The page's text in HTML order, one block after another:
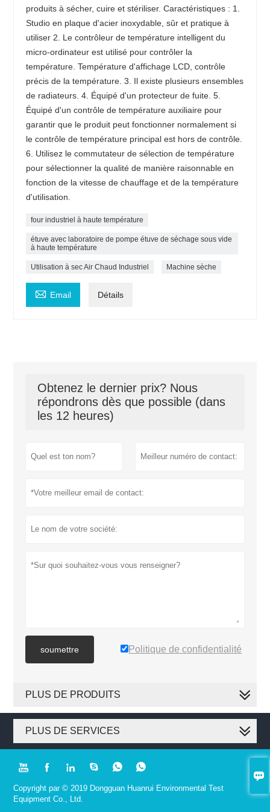

produits à sécher, cuire et stériliser. Caractéristiques : 1.
Studio en plaque d'acier inoxydable, sûr et pratique à
utiliser 2. Le contrôleur de température intelligent du
micro-ordinateur est utilisé pour contrôler la
température. Température d'affichage LCD, contrôle
précis de la température. 3. Il existe plusieurs ensembles
de radiateurs. 4. Équipé d'un protecteur de fuite. 5.
Équipé d'un contrôle de température auxiliaire pour
garantir que le produit peut fonctionner normalement si
le contrôle de température principal est hors de contrôle.
6. Utilisez le commutateur de sélection de température
pour sélectionner la qualité de manière raisonnable en
fonction de la vitesse de chauffage et de la température
d'utilisation.
four industriel à haute température
étuve avec laboratoire de pompe étuve de séchage sous vide
à haute température
Utilisation à sec Air Chaud Industriel Machine sèche
 Email Détails
Obtenez le dernier prix? Nous
répondrons dès que possible (dans
les 12 heures)
soumettre Politique de confidentialité
PLUS DE PRODUITS
PLUS DE SERVICES
     
Copyright par © 2019 Dongguan Huanrui Environmental Test
Equipment Co., Ltd.